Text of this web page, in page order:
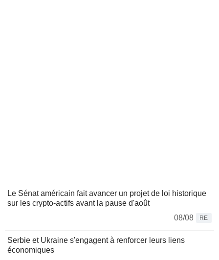
Le Sénat américain fait avancer un projet de loi historique
sur les crypto-actifs avant la pause d'août
08/08
RE
Serbie et Ukraine s'engagent à renforcer leurs liens
économiques